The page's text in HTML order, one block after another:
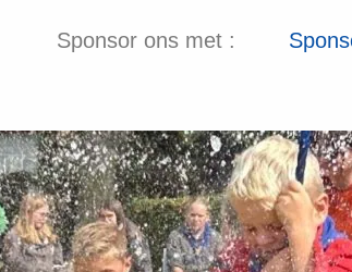
Sponsor ons met :